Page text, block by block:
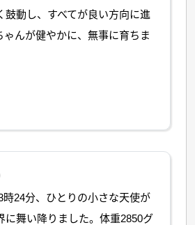
鼓動し、すべてが良い方向に進
ゃんが健やかに、無事に育ちま
時24分、ひとりの小さな天使が
に舞い降りました。体重2850グ